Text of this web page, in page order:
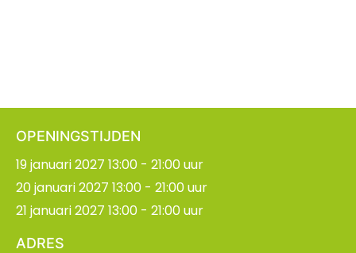
OPENINGSTIJDEN
19 januari 2027 13:00 - 21:00 uur
20 januari 2027 13:00 - 21:00 uur
21 januari 2027 13:00 - 21:00 uur
ADRES